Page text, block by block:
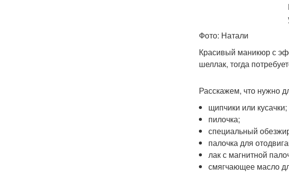
Фото: Натали
Красивый маникюр с
шеллак, тогда
Расскажем, что нужно
щипчики или кусачки;
пилочка;
специальный
палочка для
лак с магнитной
смягчающее масло